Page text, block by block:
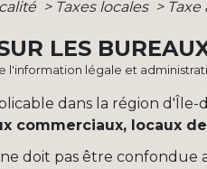
> Taxes locales >
LES
l'information légale et
dans la région d'Île-
commerciaux, locaux
doit pas être confondue